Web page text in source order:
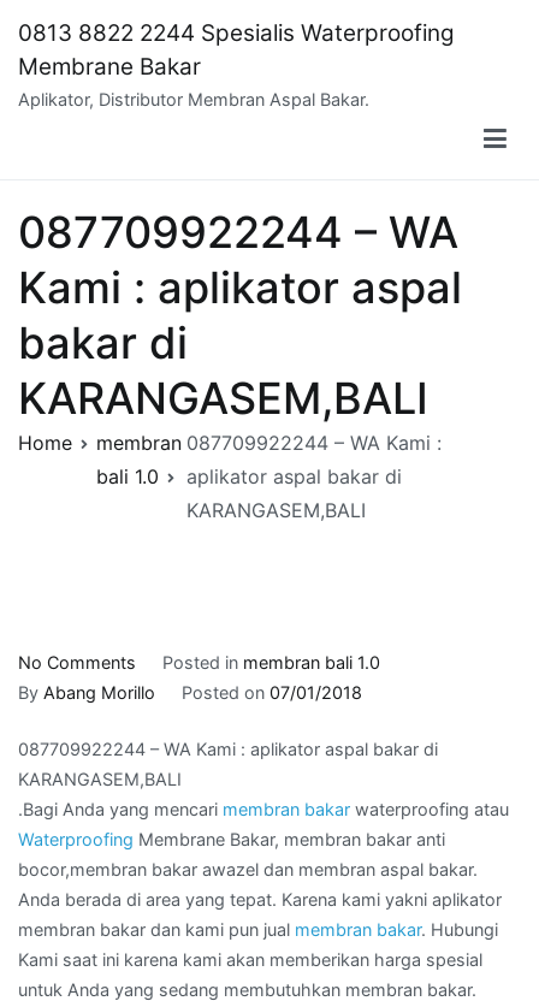
content
0813 8822 2244 Spesialis Waterproofing
Membrane Bakar
Aplikator, Distributor Membran Aspal Bakar.
087709922244 – WA
Kami : aplikator aspal
bakar di
KARANGASEM,BALI
Home
membran
bali 1.0
087709922244 – WA Kami :
aplikator aspal bakar di
KARANGASEM,BALI
No Comments
087709922244
WA
Kami
:
aplikator
aspal
bakar
di
KARANGASEM,BALI
Posted in membran bali 1.0
By Abang Morillo Posted on 07/01/2018
087709922244 – WA Kami : aplikator aspal bakar di
KARANGASEM,BALI
.Bagi Anda yang mencari membran bakar waterproofing atau
Waterproofing Membrane Bakar, membran bakar anti
bocor,membran bakar awazel dan membran aspal bakar.
Anda berada di area yang tepat. Karena kami yakni aplikator
membran bakar dan kami pun jual membran bakar. Hubungi
Kami saat ini karena kami akan memberikan harga spesial
untuk Anda yang sedang membutuhkan membran bakar.